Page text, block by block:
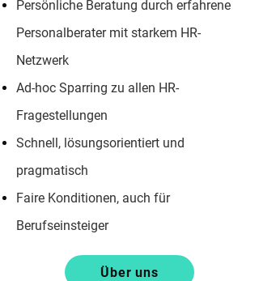
Persönliche Beratung durch erfahrene
Personalberater mit starkem HR-
Netzwerk
Ad-hoc Sparring zu allen HR-
Fragestellungen
Schnell, lösungsorientiert und
pragmatisch
Faire Konditionen, auch für
Berufseinsteiger
Über uns